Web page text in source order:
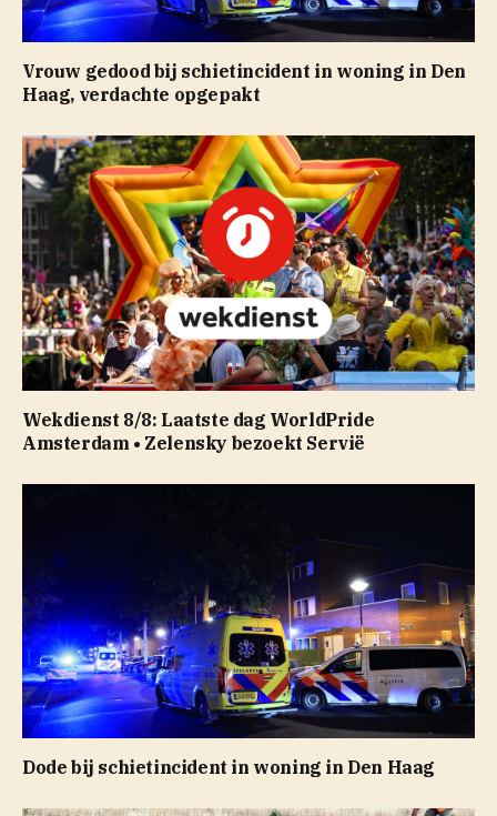
Vrouw gedood bij schietincident in woning in Den
Haag, verdachte opgepakt
Wekdienst 8/8: Laatste dag WorldPride
Amsterdam • Zelensky bezoekt Servië
Dode bij schietincident in woning in Den Haag